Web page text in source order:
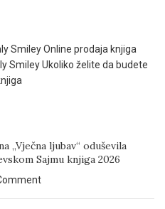
„Vječna ljubav“ oduševila
Sajmu knjiga 2026